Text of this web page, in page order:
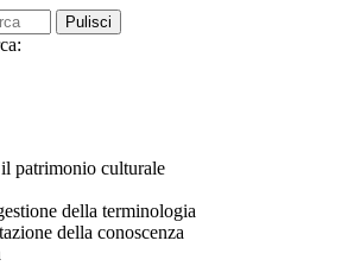
Pulisci
patrimonio culturale
della terminologia
della conoscenza